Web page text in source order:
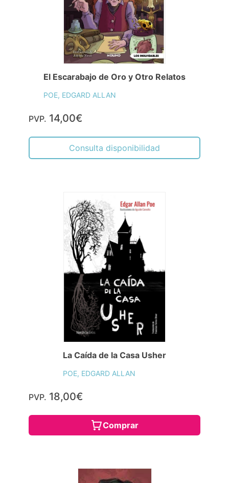
El Escarabajo de Oro y Otro Relatos
POE, EDGARD ALLAN
PVP. 14,00€
Consulta disponibilidad
La Caída de la Casa Usher
POE, EDGARD ALLAN
PVP. 18,00€
Comprar